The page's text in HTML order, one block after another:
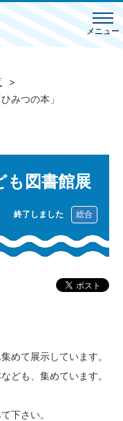
メニュー
みつの本」
図書館展
終了しました 総合
めて展示しています。
ども、集めています。
下さい。